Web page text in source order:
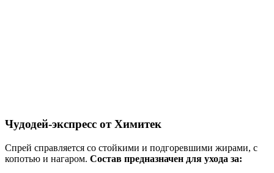
Чудодей-экспресс от Химитек
Спрей справляется со стойкими и подгоревшими жирами, с
копотью и нагаром. Состав предназначен для ухода за: